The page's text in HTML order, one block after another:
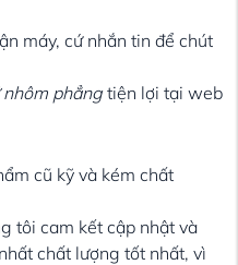
máy, cứ nhắn tin để chút
phẳngtiện lợi tại web
cũ kỹ và kém chất
tôi cam kết cập nhật và
chất lượng tốt nhất, vì